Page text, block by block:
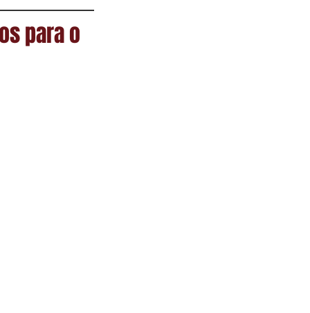
para o